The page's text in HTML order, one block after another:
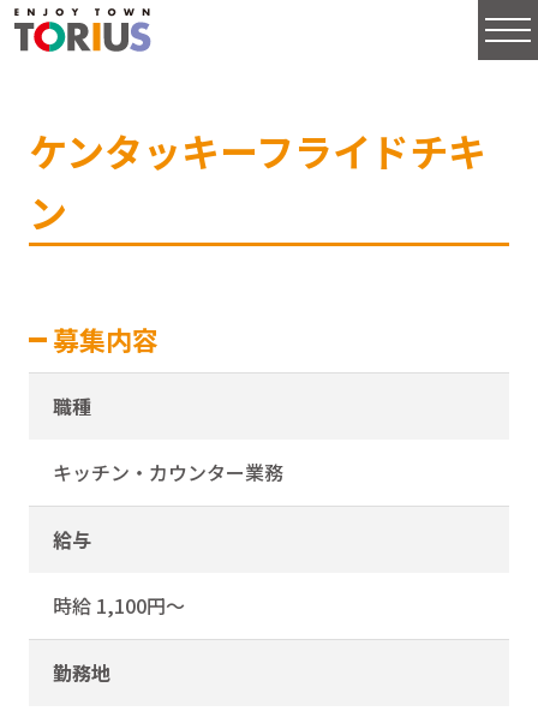
ケンタッキーフライドチキ
ン
募集内容
職種
キッチン・カウンター業務
給与
時給 1,100円～
勤務地